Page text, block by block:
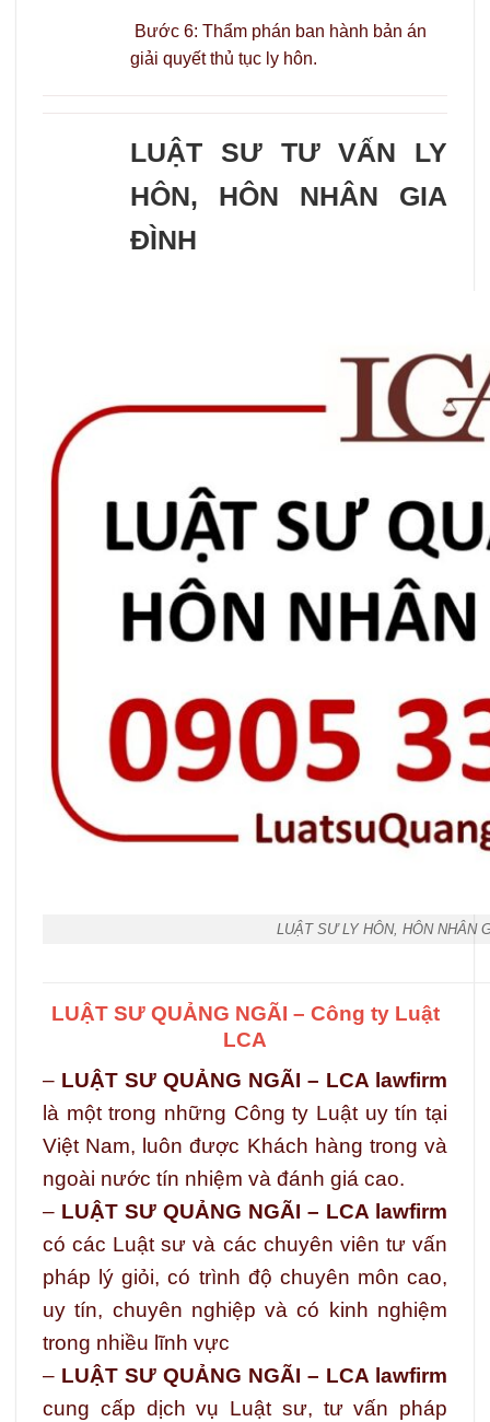
Bước 6: Thẩm phán ban hành bản án
giải quyết thủ tục ly hôn.
LUẬT SƯ TƯ VẤN LY
HÔN, HÔN NHÂN GIA
ĐÌNH
LUẬT SƯ LY HÔN, HÔN NHÂN
LUẬT SƯ QUẢNG NGÃI – Công ty Luật
LCA
– LUẬT SƯ QUẢNG NGÃI – LCA lawfirm
là một trong những Công ty Luật uy tín tại
Việt Nam, luôn được Khách hàng trong và
ngoài nước tín nhiệm và đánh giá cao.
– LUẬT SƯ QUẢNG NGÃI – LCA lawfirm
có các Luật sư và các chuyên viên tư vấn
pháp lý giỏi, có trình độ chuyên môn cao,
uy tín, chuyên nghiệp và có kinh nghiệm
trong nhiều lĩnh vực
– LUẬT SƯ QUẢNG NGÃI – LCA lawfirm
cung cấp dịch vụ Luật sư, tư vấn pháp